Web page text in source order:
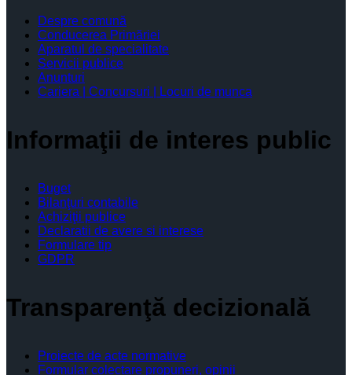
Despre comună
Conducerea Primăriei
Aparatul de specialitate
Servicii publice
Anunturi
Cariera | Concursuri | Locuri de munca
Informaţii de interes public
Buget
Bilanţuri contabile
Achiziţii publice
Declaratii de avere si interese
Formulare tip
GDPR
Transparenţă decizională
Proiecte de acte normative
Formular colectare propuneri, opinii